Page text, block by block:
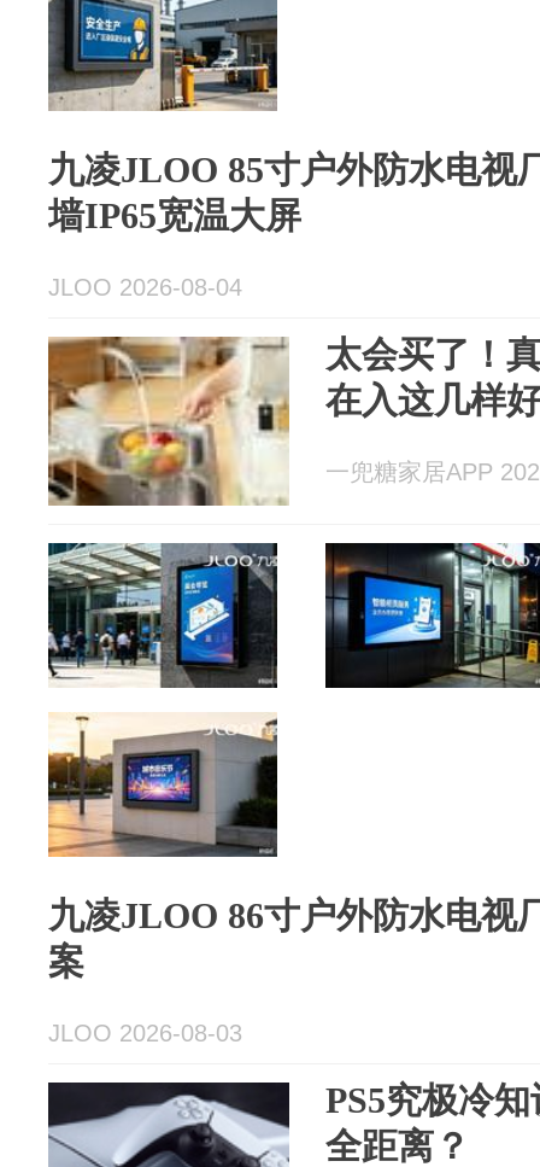
九凌JLOO 85寸户外防水电视
墙IP65宽温大屏
JLOO 2026-08-04
太会买了！
在入这几样
一兜糖家居APP
九凌JLOO 86寸户外防水电视
案
JLOO 2026-08-03
PS5究极冷
全距离？